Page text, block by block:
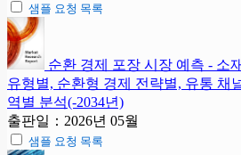
샘플 요청 목록
순환 경제 포장 시장 예측 - 소
유형별, 순환형 경제 전략별, 유통 채
역별 분석(-2034년)
출판일：2026년 05월
샘플 요청 목록